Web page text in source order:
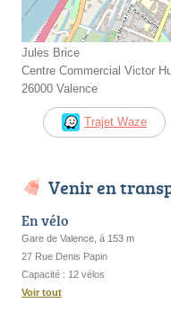
Jules Brice
Centre Commercial Victor
26000 Valence
Trajet Waze
Venir en
En vélo
Gare de Valence, à 153 m
27 Rue Denis Papin
Capacité : 12 vélos
Voir tout